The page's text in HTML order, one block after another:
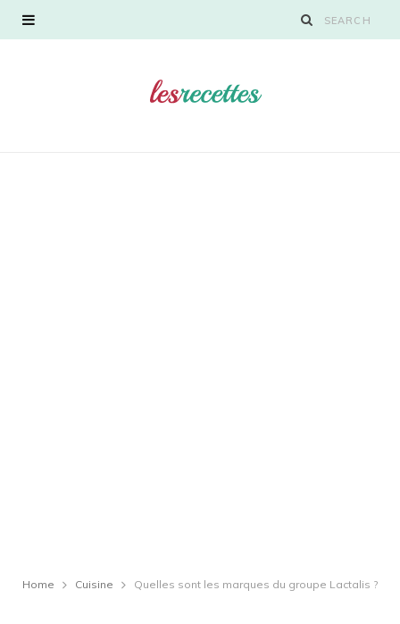
Home Cuisine Quelles sont les marques du groupe Lactalis ?